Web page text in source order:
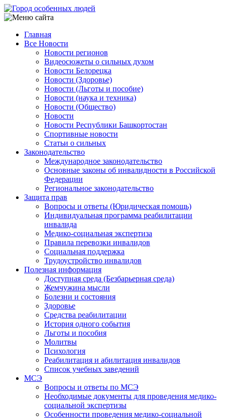
Перейти
к
содержанию
Main
navigation
Главная
Все Новости
Новости регионов
Видеосюжеты о сильных духом
Новости Белорецка
Новости (Здоровье)
Новости (Льготы и пособие)
Новости (наука и техника)
Новости (Общество)
Новости
Новости Республики Башкортостан
Спортивные новости
Статьи о сильных
Законодательство
Международное законодательство
Основные законы об инвалидности в Российской
Федерации
Региональное законодательство
Защита прав
Вопросы и ответы (Юридическая помощь)
Индивидуальная программа реабилитации
инвалида
Медико-социальная экспертиза
Правила перевозки инвалидов
Социальная поддержка
Трудоустройство инвалидов
Полезная информация
Доступная среда (Безбарьерная среда)
Жемчужина мысли
Болезни и состояния
Здоровье
Средства реабилитации
История одного события
Льготы и пособия
Молитвы
Психология
Реабилитация и абилитация инвалидов
Список учебных заведений
МСЭ
Вопросы и ответы по МСЭ
Необходимые документы для проведения медико-
социальной экспертизы
Особенности проведения медико-социальной